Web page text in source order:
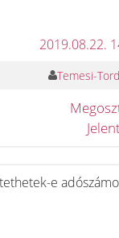
2019.08.22.
Temesi-
e